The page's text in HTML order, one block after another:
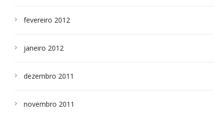
fevereiro 2012
janeiro 2012
dezembro 2011
novembro 2011